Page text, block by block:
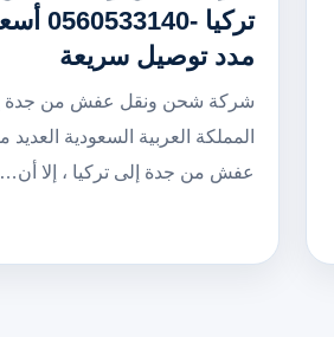
تركيا
مدد توصيل سريعة
شركة شحن ونقل عفش من جدة
المملكة العربية السعودية
عفش من جدة إلى تركيا ، إلا أن…